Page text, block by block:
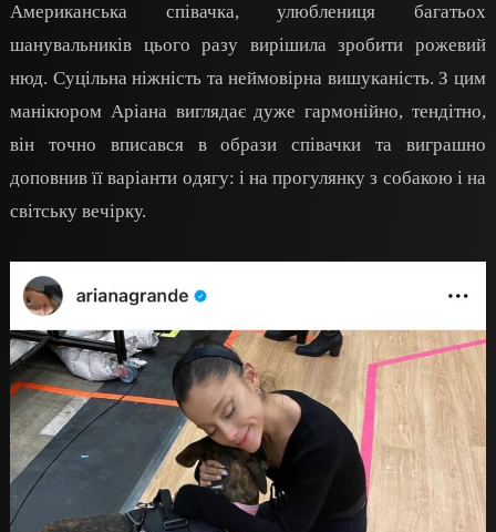
Американська співачка, улюблениця багатьох
шанувальників цього разу вирішила зробити рожевий
нюд. Суцільна ніжність та неймовірна вишуканість. З цим
манікюром Аріана виглядає дуже гармонійно, тендітно,
він точно вписався в образи співачки та виграшно
доповнив її варіанти одягу: і на прогулянку з собакою і на
світську вечірку.